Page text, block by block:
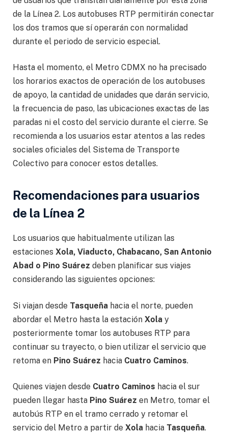
de la Línea 2. Los autobuses RTP permitirán conectar
los dos tramos que sí operarán con normalidad
durante el periodo de servicio especial.
Hasta el momento, el Metro CDMX no ha precisado
los horarios exactos de operación de los autobuses
de apoyo, la cantidad de unidades que darán servicio,
la frecuencia de paso, las ubicaciones exactas de las
paradas ni el costo del servicio durante el cierre. Se
recomienda a los usuarios estar atentos a las redes
sociales oficiales del Sistema de Transporte
Colectivo para conocer estos detalles.
Recomendaciones para usuarios
de la Línea 2
Los usuarios que habitualmente utilizan las
estaciones Xola, Viaducto, Chabacano, San Antonio
Abad o Pino Suárez deben planificar sus viajes
considerando las siguientes opciones:
Si viajan desde Tasqueña hacia el norte, pueden
abordar el Metro hasta la estación Xola y
posteriormente tomar los autobuses RTP para
continuar su trayecto, o bien utilizar el servicio que
retoma en Pino Suárez hacia Cuatro Caminos.
Quienes viajen desde Cuatro Caminos hacia el sur
pueden llegar hasta Pino Suárez en Metro, tomar el
autobús RTP en el tramo cerrado y retomar el
servicio del Metro a partir de Xola hacia Tasqueña.